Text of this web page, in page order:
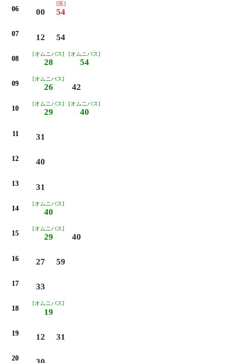
06 00
[医]
54
07 12 54
08
[オムニバス]
28
[オムニバス]
54
09
[オムニバス]
26 42
10
[オムニバス]
29
[オムニバス]
40
11 31
12 40
13 31
14
[オムニバス]
40
15
[オムニバス]
29 40
16 27 59
17 33
18
[オムニバス]
19
19 12 31
20